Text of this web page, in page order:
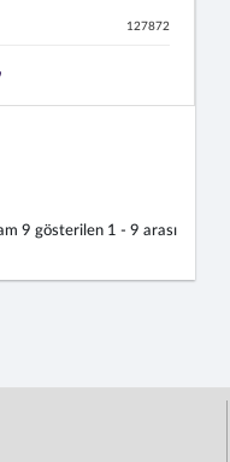
127872
9 gösterilen 1 - 9 arası